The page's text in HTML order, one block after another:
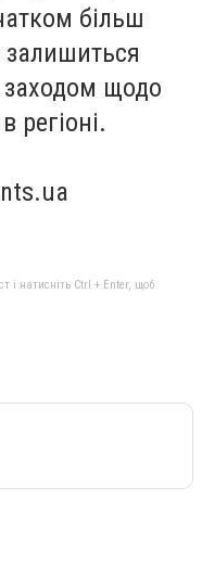
більш
залишиться
щодо
регіоні.
і натисніть Ctrl + Enter, щоб